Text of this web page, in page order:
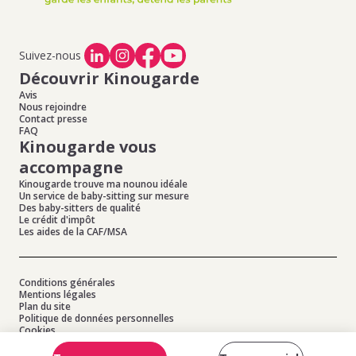
Mont D Or
Offres d'emploi de baby-sitting à Quincieux
d'emploi de baby-sitting à St Didier De Formans
Suivez-nous
Découvrir Kinougarde
Avis
Nous rejoindre
Contact presse
FAQ
Kinougarde vous
accompagne
Kinougarde trouve ma nounou idéale
Un service de baby-sitting sur mesure
Des baby-sitters de qualité
Le crédit d'impôt
Les aides de la CAF/MSA
Conditions générales
Mentions légales
Plan du site
Politique de données personnelles
Cookies
© 2026 Kinougarde - Tous droits réservés